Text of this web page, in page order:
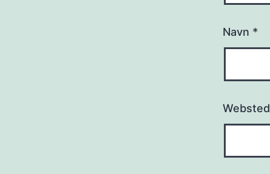
Navn *
Websted